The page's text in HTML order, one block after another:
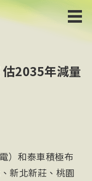
2035年減量
）和泰車積極布
新北新莊、桃園